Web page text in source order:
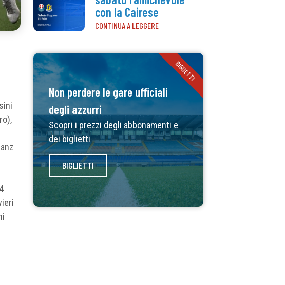
con la Cairese
CONTINUA A LEGGERE
Non perdere le gare ufficiali
degli azzurri
Scopri i prezzi degli abbonamenti e
dei biglietti
BIGLIETTI
BIGLIETTI